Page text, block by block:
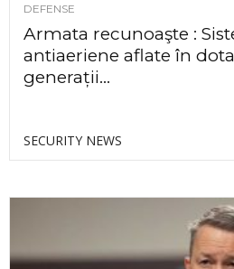
DEFENSE
Armata recunoaşte :
antiaeriene aflate în
generații...
SECURITY NEWS